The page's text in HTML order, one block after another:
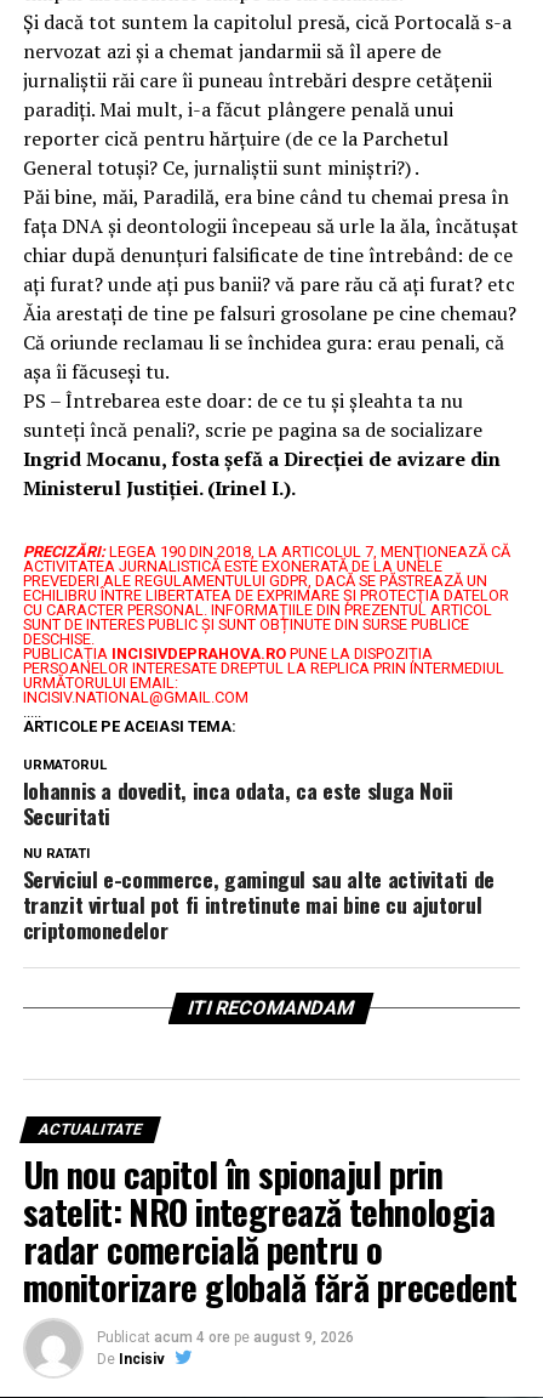
Şi dacă tot suntem la capitolul presă, cică Portocală s-a
nervozat azi şi a chemat jandarmii să îl apere de
jurnaliștii răi care îi puneau întrebări despre cetățenii
paradiți. Mai mult, i-a făcut plângere penală unui
reporter cică pentru hărțuire (de ce la Parchetul
General totuși? Ce, jurnaliștii sunt miniștri?) .
Păi bine, măi, Paradilă, era bine când tu chemai presa în
fața DNA și deontologii începeau să urle la ăla, încătușat
chiar după denunțuri falsificate de tine întrebând: de ce
ați furat? unde ați pus banii? vă pare rău că ați furat? etc
Ăia arestați de tine pe falsuri grosolane pe cine chemau?
Că oriunde reclamau li se închidea gura: erau penali, că
așa îi făcuseși tu.
PS – Întrebarea este doar: de ce tu și șleahta ta nu
sunteți încă penali?, scrie pe pagina sa de socializare
Ingrid Mocanu, fosta șefă a Direcției de avizare din
Ministerul Justiției. (Irinel I.).
PRECIZĂRI: LEGEA 190 DIN 2018, LA ARTICOLUL 7, MENŢIONEAZĂ CĂ
ACTIVITATEA JURNALISTICĂ ESTE EXONERATĂ DE LA UNELE
PREVEDERI ALE REGULAMENTULUI GDPR, DACĂ SE PĂSTREAZĂ UN
ECHILIBRU ÎNTRE LIBERTATEA DE EXPRIMARE ŞI PROTECŢIA DATELOR
CU CARACTER PERSONAL. INFORMAȚIILE DIN PREZENTUL ARTICOL
SUNT DE INTERES PUBLIC ȘI SUNT OBȚINUTE DIN SURSE PUBLICE
DESCHISE.
PUBLICAȚIA INCISIVDEPRAHOVA.ROPUNE LA DISPOZIȚIA
PERSOANELOR INTERESATE DREPTUL LA REPLICA PRIN INTERMEDIUL
URMĂTORULUI EMAIL:
INCISIV.NATIONAL@GMAIL.COM
.....
ARTICOLE PE ACEIASI TEMA:
URMATORUL
Iohannis a dovedit, inca odata, ca este sluga Noii
Securitati
NU RATATI
Serviciul e-commerce, gamingul sau alte activitati de
tranzit virtual pot fi intretinute mai bine cu ajutorul
criptomonedelor
ITI RECOMANDAM
ACTUALITATE
Un nou capitol în spionajul prin
satelit: NRO integrează tehnologia
radar comercială pentru o
monitorizare globală fără precedent
Publicat acum 4 ore pe august 9, 2026
De Incisiv